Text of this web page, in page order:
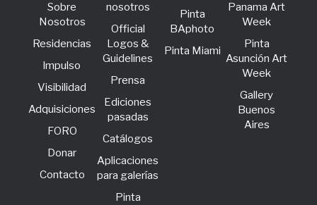
Sobre
Nosotros
Residencias
lmpulso
Visibilidad
Adquisiciones
FORO
Donar
Contacto
nosotros
Official
Logos &
Guidelines
Prensa
Ediciones
pasadas
Catálogos
Aplicaciones
para galerías
Pinta
Pinta
BAphoto
Pinta Miami
Panama Art
Week
Pinta
Asunción Art
Week
Gallery
Buenos
Aires